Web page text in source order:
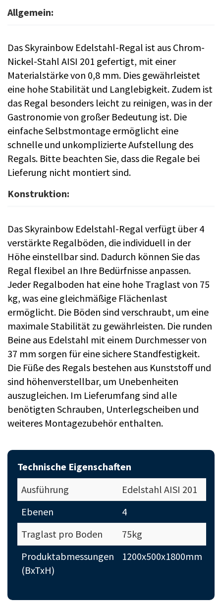
Allgemein:
Das Skyrainbow Edelstahl-Regal ist aus Chrom-
Nickel-Stahl AISI 201 gefertigt, mit einer
Materialstärke von 0,8 mm. Dies gewährleistet
eine hohe Stabilität und Langlebigkeit. Zudem ist
das Regal besonders leicht zu reinigen, was in der
Gastronomie von großer Bedeutung ist. Die
einfache Selbstmontage ermöglicht eine
schnelle und unkomplizierte Aufstellung des
Regals. Bitte beachten Sie, dass die Regale bei
Lieferung nicht montiert sind.
Konstruktion:
Das Skyrainbow Edelstahl-Regal verfügt über 4
verstärkte Regalböden, die individuell in der
Höhe einstellbar sind. Dadurch können Sie das
Regal flexibel an Ihre Bedürfnisse anpassen.
Jeder Regalboden hat eine hohe Traglast von 75
kg, was eine gleichmäßige Flächenlast
ermöglicht. Die Böden sind verschraubt, um eine
maximale Stabilität zu gewährleisten. Die runden
Beine aus Edelstahl mit einem Durchmesser von
37 mm sorgen für eine sichere Standfestigkeit.
Die Füße des Regals bestehen aus Kunststoff und
sind höhenverstellbar, um Unebenheiten
auszugleichen. Im Lieferumfang sind alle
benötigten Schrauben, Unterlegscheiben und
weiteres Montagezubehör enthalten.
Technische Eigenschaften
Ausführung
Edelstahl AISI 201
Ebenen
4
Traglast pro Boden
75kg
Produktabmessungen
(BxTxH)
1200x500x1800mm